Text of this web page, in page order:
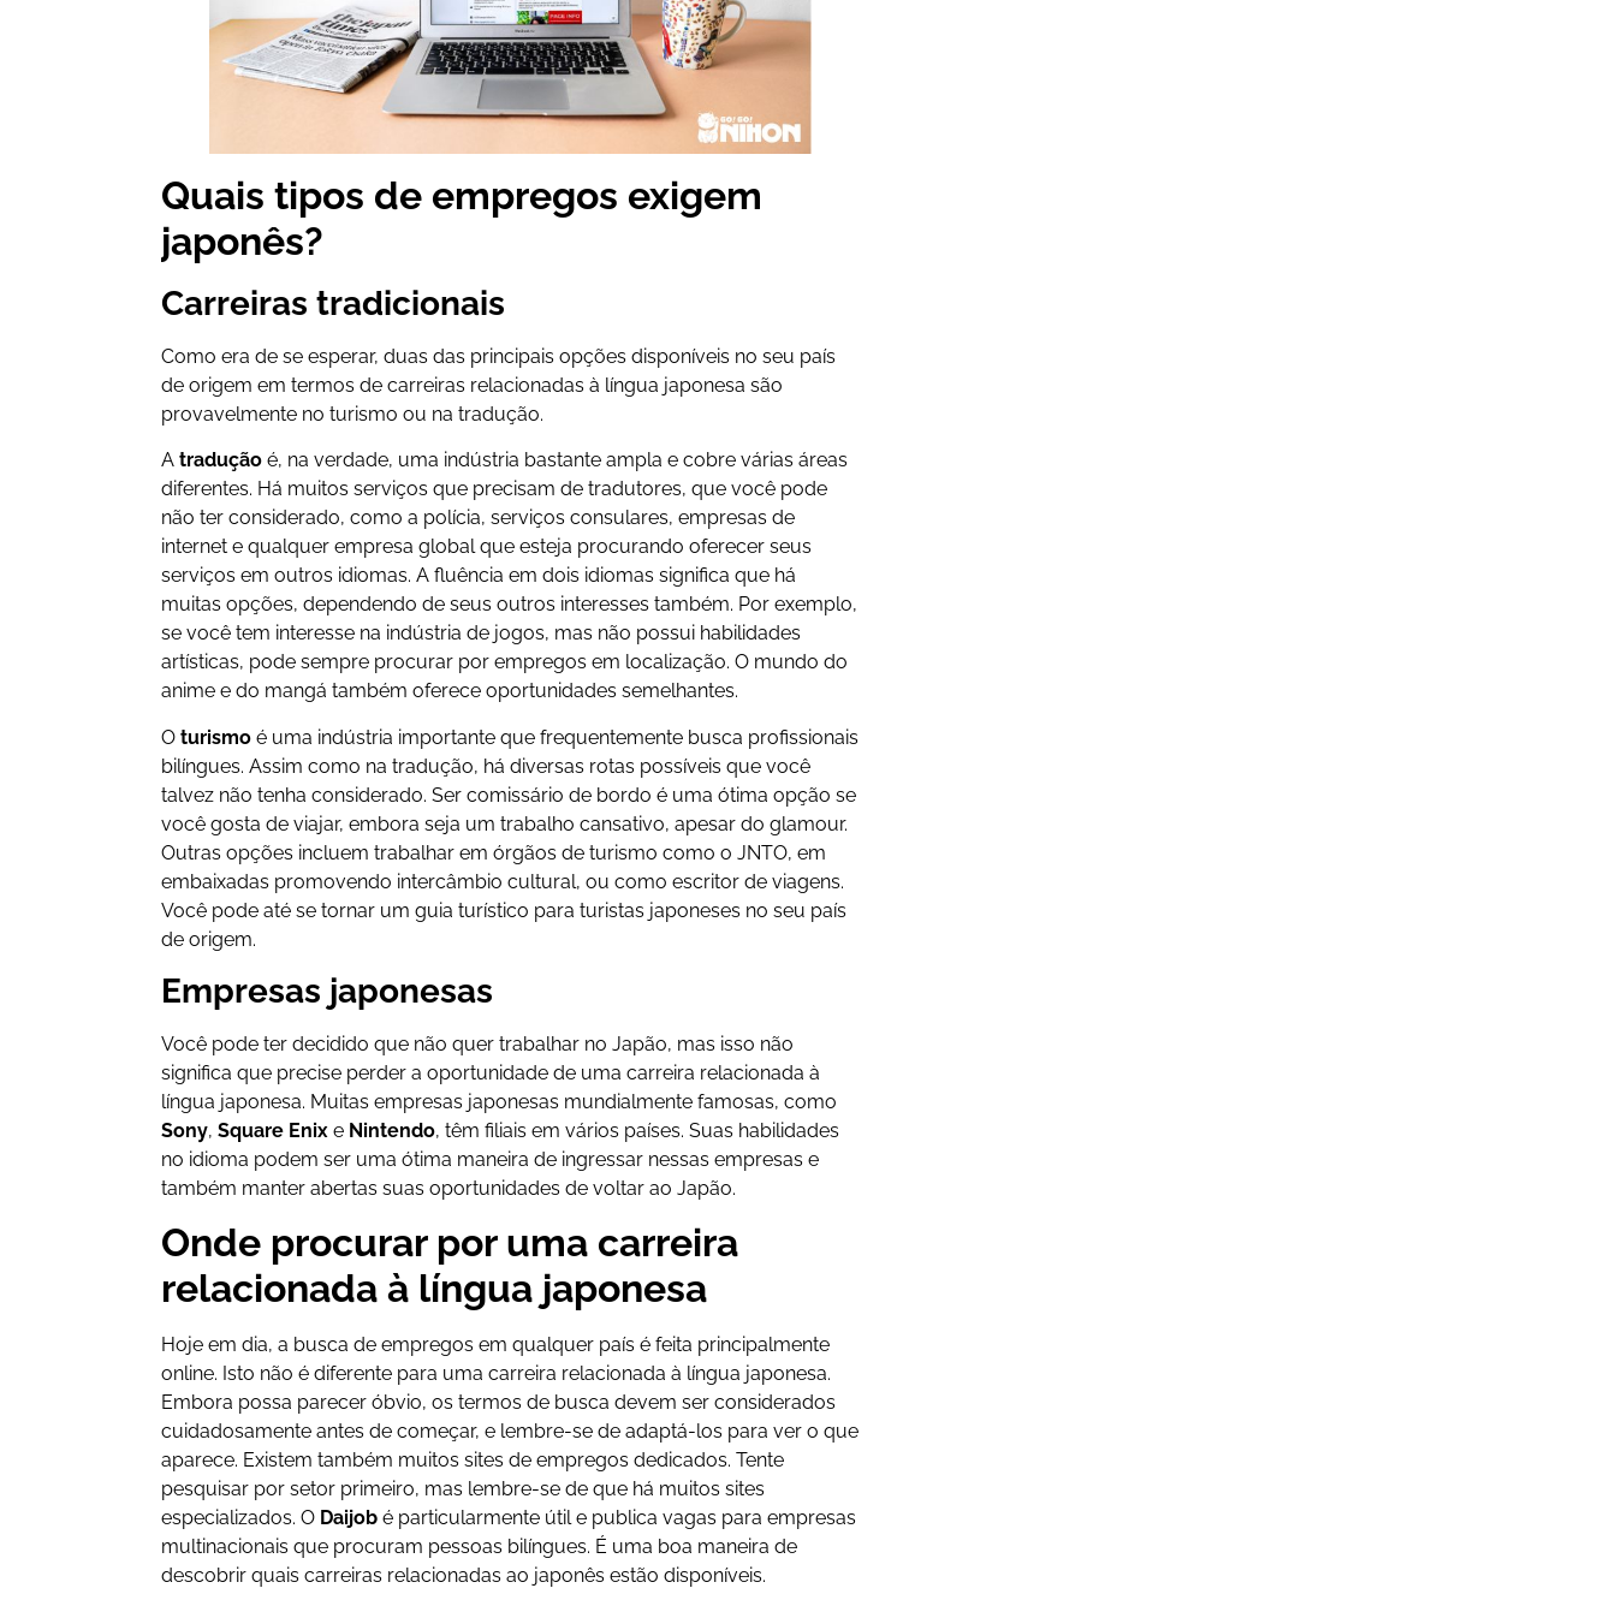
Quais tipos de empregos exigem
japonês?
Carreiras tradicionais
Como era de se esperar, duas das principais opções disponíveis no seu país
de origem em termos de carreiras relacionadas à língua japonesa são
provavelmente no turismo ou na tradução.
Atradução é, na verdade, uma indústria bastante ampla e cobre várias áreas
diferentes. Há muitos serviços que precisam de tradutores, que você pode
não ter considerado, como a polícia, serviços consulares, empresas de
internet e qualquer empresa global que esteja procurando oferecer seus
serviços em outros idiomas. A fluência em dois idiomas significa que há
muitas opções, dependendo de seus outros interesses também. Por exemplo,
se você tem interesse na indústria de jogos, mas não possui habilidades
artísticas, pode sempre procurar por empregos em localização. O mundo do
anime e do mangá também oferece oportunidades semelhantes.
Oturismo é uma indústria importante que frequentemente busca profissionais
bilíngues. Assim como na tradução, há diversas rotas possíveis que você
talvez não tenha considerado. Ser comissário de bordo é uma ótima opção se
você gosta de viajar, embora seja um trabalho cansativo, apesar do glamour.
Outras opções incluem trabalhar em órgãos de turismo como o JNTO, em
embaixadas promovendo intercâmbio cultural, ou como escritor de viagens.
Você pode até se tornar um guia turístico para turistas japoneses no seu país
de origem.
Empresas japonesas
Você pode ter decidido que não quer trabalhar no Japão, mas isso não
significa que precise perder a oportunidade de uma carreira relacionada à
língua japonesa. Muitas empresas japonesas mundialmente famosas, como
Sony,Square Enix e Nintendo, têm filiais em vários países. Suas habilidades
no idioma podem ser uma ótima maneira de ingressar nessas empresas e
também manter abertas suas oportunidades de voltar ao Japão.
Onde procurar por uma carreira
relacionada à língua japonesa
Hoje em dia, a busca de empregos em qualquer país é feita principalmente
online. Isto não é diferente para uma carreira relacionada à língua japonesa.
Embora possa parecer óbvio, os termos de busca devem ser considerados
cuidadosamente antes de começar, e lembre-se de adaptá-los para ver o que
aparece. Existem também muitos sites de empregos dedicados. Tente
pesquisar por setor primeiro, mas lembre-se de que há muitos sites
especializados. O Daijob é particularmente útil e publica vagas para empresas
multinacionais que procuram pessoas bilíngues. É uma boa maneira de
descobrir quais carreiras relacionadas ao japonês estão disponíveis.